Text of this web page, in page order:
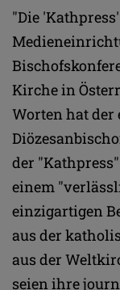
"Die
Kirche in
Worten hat der
der
einem
einzigartigen
aus der
aus der
seien ihre